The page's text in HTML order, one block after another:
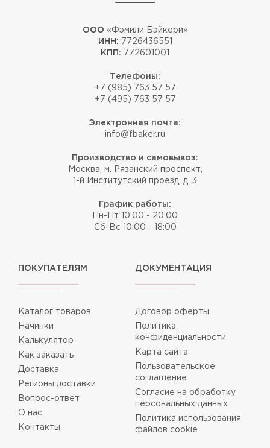
ООО «Фэмили Бэйкери»
ИНН: 7726436551
КПП: 772601001
Телефоны:
+7 (985) 763 57 57
+7 (495) 763 57 57
Электронная почта:
info@fbaker.ru
Производство и самовывоз:
Москва, м. Рязанский проспект,
1-й Институтский проезд, д. 3
График работы:
Пн-Пт 10:00 - 20:00
Сб-Вс 10:00 - 18:00
ПОКУПАТЕЛЯМ
Каталог товаров
Начинки
Калькулятор
Как заказать
Доставка
Регионы доставки
Вопрос-ответ
О нас
Контакты
ДОКУМЕНТАЦИЯ
Договор оферты
Политика
конфиденциальности
Карта сайта
Пользовательское
соглашение
Согласие на обработку
персональных данных
Политика использования
файлов cookie